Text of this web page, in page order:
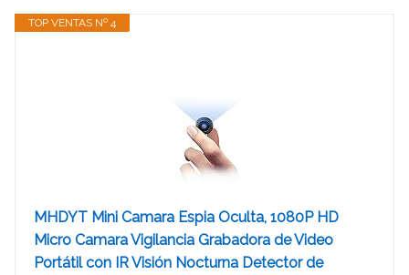
TOP VENTAS Nº 4
MHDYT Mini Camara Espia Oculta, 1080P HD
Micro Camara Vigilancia Grabadora de Video
Portátil con IR Visión Nocturna Detector de